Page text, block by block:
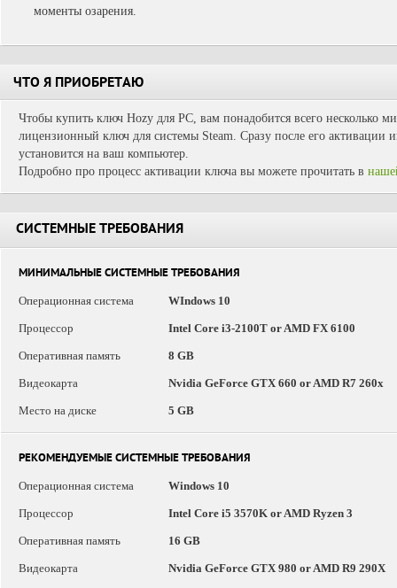
моменты озарения.
ЧТО Я ПРИОБРЕТАЮ
Чтобы купить ключ Hozy для PC, вам понадобится всего несколько
лицензионный ключ для системы Steam. Сразу после его активации
установится на ваш компьютер.
Подробно про процесс активации ключа вы можете прочитать в
СИСТЕМНЫЕ ТРЕБОВАНИЯ
МИНИМАЛЬНЫЕ СИСТЕМНЫЕ ТРЕБОВАНИЯ
Операционная система
WIndows 10
Процессор Intel Core i3-2100T or AMD FX 6100
Оперативная память 8 GB
Видеокарта Nvidia GeForce GTX 660 or AMD R7 260x
Место на диске 5 GB
РЕКОМЕНДУЕМЫЕ СИСТЕМНЫЕ ТРЕБОВАНИЯ
Операционная система
Windows 10
Процессор Intel Core i5 3570K or AMD Ryzen 3
Оперативная память 16 GB
Видеокарта Nvidia GeForce GTX 980 or AMD R9 290X